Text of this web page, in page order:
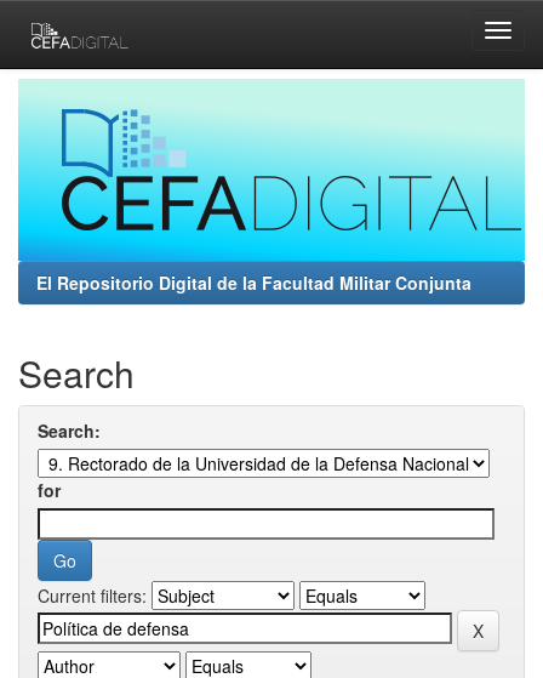
navigation
El Repositorio Digital de la Facultad Militar Conjunta
Search
Search:
for
Current filters: